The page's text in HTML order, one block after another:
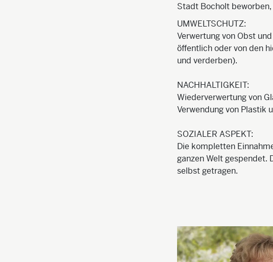
Stadt Bocholt
UMWELTSCHUTZ:
Verwertung von Obst
öffentlich oder von den
und verderben).
NACHHALTIGKEIT:
Wiederverwertung von
Verwendung von Plastik
SOZIALER ASPEKT:
Die kompletten
ganzen Welt gespendet.
selbst getragen.